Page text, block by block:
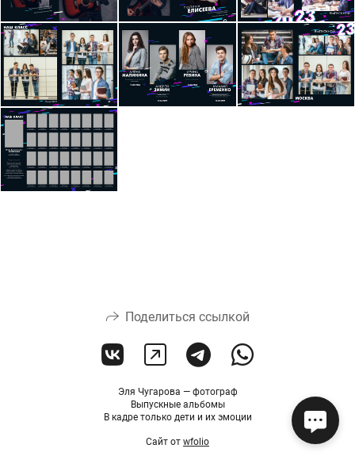
Поделиться ссылкой
Эля Чугарова — фотограф
Выпускные альбомы
В кадре только дети и их эмоции
Сайт от wfolio